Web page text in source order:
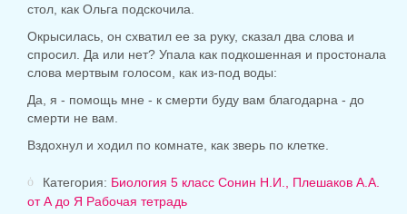
стол, как Ольга подскочила.
Окрысилась, он схватил ее за руку, сказал два слова и
спросил. Да или нет? Упала как подкошенная и простонала
слова мертвым голосом, как из-под воды:
Да, я - помощь мне - к смерти буду вам благодарна - до
смерти не вам.
Вздохнул и ходил по комнате, как зверь по клетке.
Категория: Биология 5 класс Сонин Н.И., Плешаков А.А.
от А до Я Рабочая тетрадь